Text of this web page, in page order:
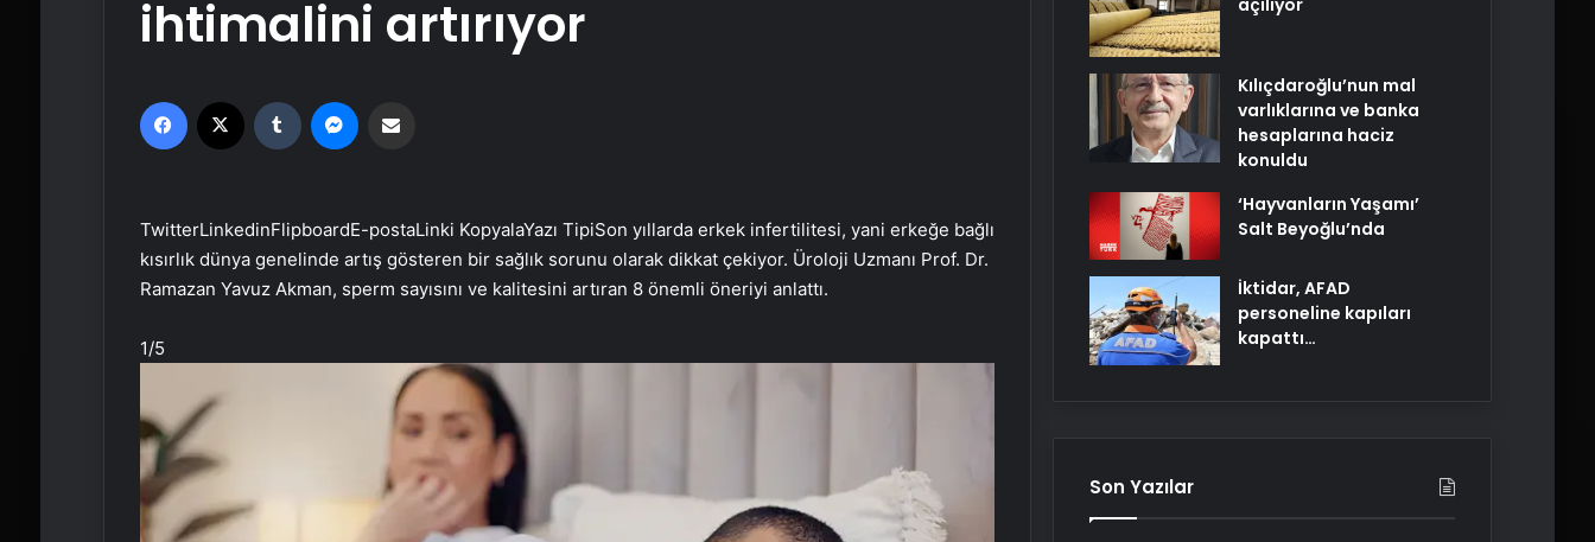
ihtimalini artırıyor
Facebook Tumblr
TwitterLinkedinFlipboardE-postaLinki KopyalaYazı TipiSon yıllarda erkek infertilitesi, yani erkeğe bağlı
kısırlık dünya genelinde artış gösteren bir sağlık sorunu olarak dikkat çekiyor. Üroloji Uzmanı Prof. Dr.
Ramazan Yavuz Akman, sperm sayısını ve kalitesini artıran 8 önemli öneriyi anlattı.
1/5
açılıyor
Kılıçdaroğlu’nun mal
varlıklarına ve banka
hesaplarına haciz
konuldu
‘Hayvanların Yaşamı’
Salt Beyoğlu’nda
İktidar, AFAD
personeline kapıları
kapattı…
Son Yazılar